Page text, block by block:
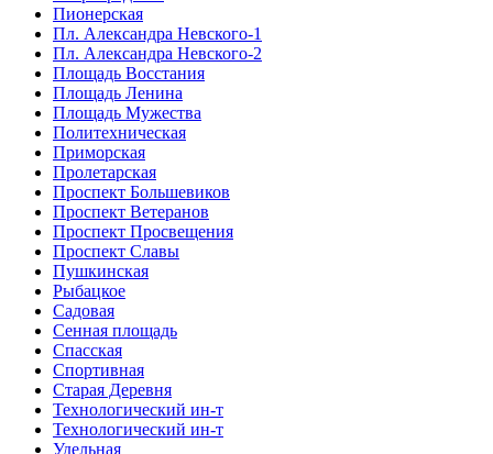
Пионерская
Пл. Александра Невского-1
Пл. Александра Невского-2
Площадь Восстания
Площадь Ленина
Площадь Мужества
Политехническая
Приморская
Пролетарская
Проспект Большевиков
Проспект Ветеранов
Проспект Просвещения
Проспект Славы
Пушкинская
Рыбацкое
Садовая
Сенная площадь
Спасская
Спортивная
Старая Деревня
Технологический ин-т
Технологический ин-т
Удельная